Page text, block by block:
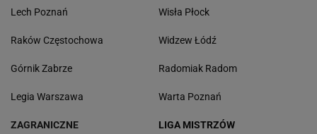
Lech Poznań
Raków Częstochowa
Górnik Zabrze
Legia Warszawa
Wisła Płock
Widzew Łódź
Radomiak Radom
Warta Poznań
ZAGRANICZNE LIGA MISTRZÓW